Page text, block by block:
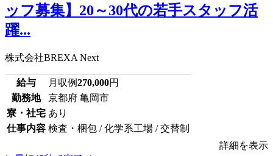
ッフ募集】20～30代の若手スタッフ活
躍...
株式会社BREXA Next
給与 月収例270,000円
勤務地
京都府 亀岡市
寮・社宅 あり
仕事内容 検査・梱包 / 化学系工場 / 交替制
詳細を表示